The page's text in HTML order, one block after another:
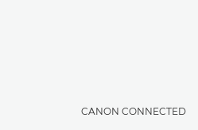
CANON CONNECTED